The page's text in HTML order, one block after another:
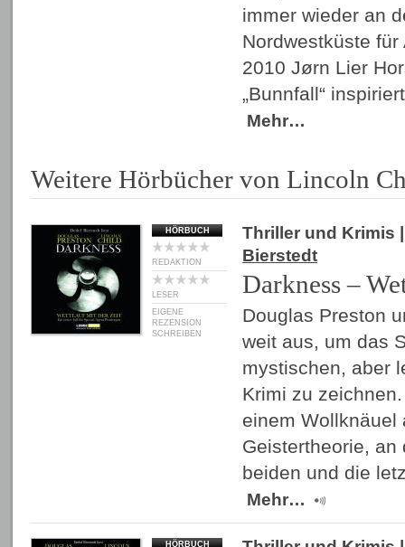
immer wieder an
Nordwestküste
2010 Jørn Lier
„Bunnfall“
Mehr…
Weitere Hörbücher von Lincoln
HÖRBUCH
REDAKTION
LESER
EIGENE
REZENSION
SCHREIBEN
Thriller und Krimis
Bierstedt
Darkness –
Douglas Preston
weit aus, um das
mystischen, aber
Krimi zu
einem Wollknäuel
Geistertheorie, an
beiden und die
Mehr…
HÖRBUCH